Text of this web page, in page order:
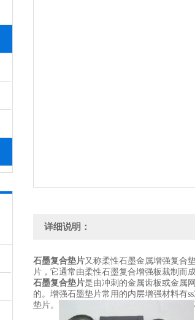
详细说明：
石墨复合垫片又称柔性石墨金属增强复合
片，它通常由柔性石墨复合增强板裁制而
石墨复合垫片是由冲刺的金属齿板或金属
的。增强石墨垫片常用的内层增强材料有
垫片。